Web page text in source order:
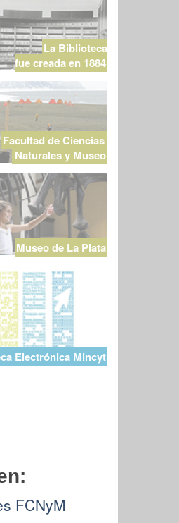
La Biblioteca
fue creada en 1884
Facultad de Ciencias
Naturales y Museo
Museo de La Plata
Electrónica Mincyt
FCNyM